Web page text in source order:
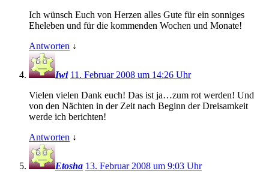
Ich wünsch Euch von Herzen alles Gute für ein sonniges
Eheleben und für die kommenden Wochen und Monate!
Antworten ↓
Iwi 11. Februar 2008 um 14:26 Uhr
Vielen vielen Dank euch! Das ist ja…zum rot werden! Und
von den Nächten in der Zeit nach Beginn der Dreisamkeit
werde ich berichten!
Antworten ↓
Etosha 13. Februar 2008 um 9:03 Uhr